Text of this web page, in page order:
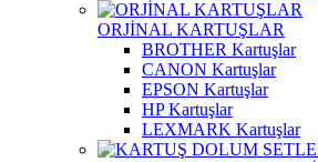
ORJİNAL KARTUŞLAR
BROTHER Kartuşlar
CANON Kartuşlar
EPSON Kartuşlar
HP Kartuşlar
LEXMARK Kartuşlar